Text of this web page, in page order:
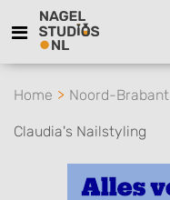
Home Noord-Brabant
Claudia's Nailstyling